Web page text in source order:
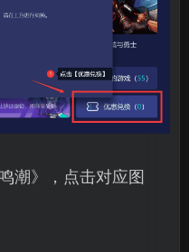
潮》，点击对应图